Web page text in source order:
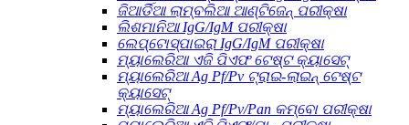
ଜିଆର୍ଡିଆ ଲାମ୍ବଲିଆ ଆଣ୍ଟିଜେନ୍ ପରୀକ୍ଷା
ଲିଶମାନିଆ IgG/IgM ପରୀକ୍ଷା
ଲେପ୍ଟୋସ୍ପାଇରା IgG/IgM ପରୀକ୍ଷା
ମ୍ୟାଲେରିଆ ଏଜି ପିଏଫ ଟେଷ୍ଟ କ୍ୟାସେଟ୍
ମ୍ୟାଲେରିଆ Ag Pf/Pv ଟ୍ରାଇ-ଲାଇନ୍ ଟେଷ୍ଟ
କ୍ୟାସେଟ୍
ମ୍ୟାଲେରିଆ Ag Pf/Pv/Pan କମ୍ବୋ ପରୀକ୍ଷା